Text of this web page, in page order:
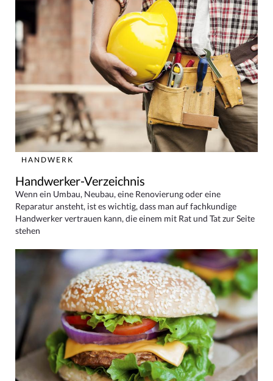
HANDWERK
Handwerker-Verzeichnis
Wenn ein Umbau, Neubau, eine Renovierung oder eine
Reparatur ansteht, ist es wichtig, dass man auf fachkundige
Handwerker vertrauen kann, die einem mit Rat und Tat zur Seite
stehen